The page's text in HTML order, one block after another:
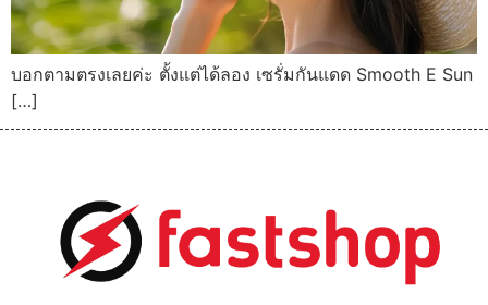
บอกตามตรงเลยค่ะ ตั้งแต่ได้ลอง เซรั่มกันแดด Smooth E Sun
[…]